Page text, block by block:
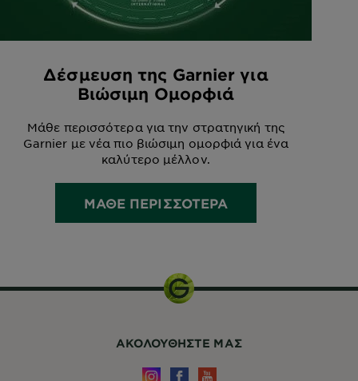
Δέσμευση της Garnier για
Βιώσιμη Ομορφιά
Μάθε περισσότερα για την στρατηγική της
Garnier με νέα πιο βιώσιμη ομορφιά για ένα
καλύτερο μέλλον.
ΜΑΘΕ ΠΕΡΙΣΣΟΤΕΡΑ
ΑΚΟΛΟΥΘHΣΤΕ ΜΑΣ